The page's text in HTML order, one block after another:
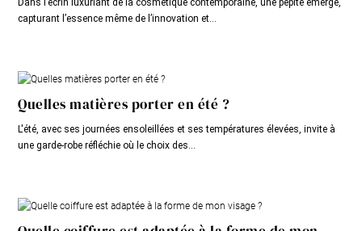
capturant l’essence même de l’innovation et...
Quelles matières porter en été ?
L'été, avec ses journées ensoleillées et ses températures élevées, invite à
une garde-robe réfléchie où le choix des...